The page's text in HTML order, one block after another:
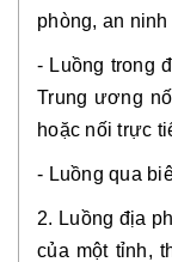
phòng, an
- Luồng trong
Trung ương
hoặc nối trực
- Luồng qua
2. Luồng địa
của một tỉnh,